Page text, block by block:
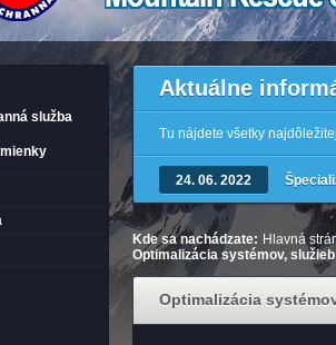
služba
Aktuálne
Tu nájdete všetky
24. 06. 2022
Kde sa nachádzate: Hlavná
Optimalizácia systémov,
Optimalizácia